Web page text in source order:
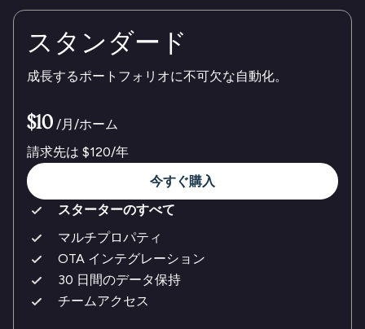
スタンダード
成長するポートフォリオに不可欠な自動化。
$10 /月/ホーム
請求先は $120/年
今すぐ購入
スターターのすべて
マルチプロパティ
OTA インテグレーション
30 日間のデータ保持
チームアクセス